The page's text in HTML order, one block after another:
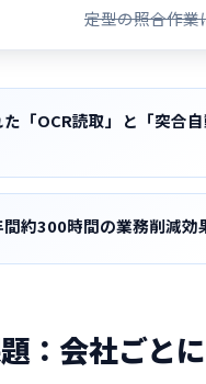
定型の照合作業
「OCR読取」と「突合
約300時間の業務削減効
：会社ごと